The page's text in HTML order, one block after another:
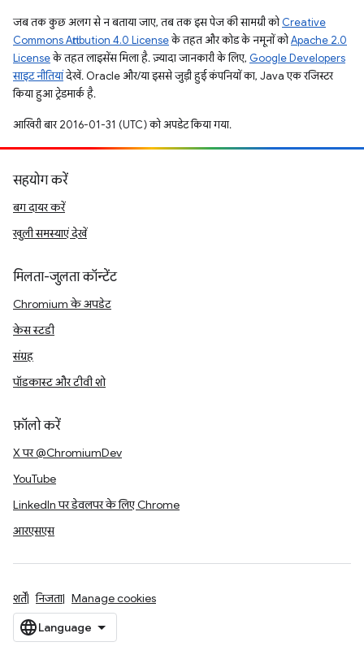
जब तक कुछ अलग से न बताया जाए, तब तक इस पेज की सामग्री कोCreative
Commons Attribution 4.0 Licenseके तहत और कोड के नमूनों कोApache 2.0
Licenseके तहत लाइसेंस मिला है. ज़्यादा जानकारी के लिए, Google Developers
साइट नीतियांदेखें. Oracle और/या इससे जुड़ी हुई कंपनियों का, Java एक रजिस्टर
किया हुआ ट्रेडमार्क है.
आखिरी बार 2016-01-31 (UTC) को अपडेट किया गया.
सहयोग करें
बग दायर करें
खुली समस्याएं देखें
मिलता-जुलता कॉन्टेंट
Chromium के अपडेट
केस स्टडी
संग्रह
पॉडकास्ट और टीवी शो
फ़ॉलो करें
X पर @ChromiumDev
YouTube
LinkedIn पर डेवलपर के लिए Chrome
आरएसएस
शर्तें निजता Manage cookies